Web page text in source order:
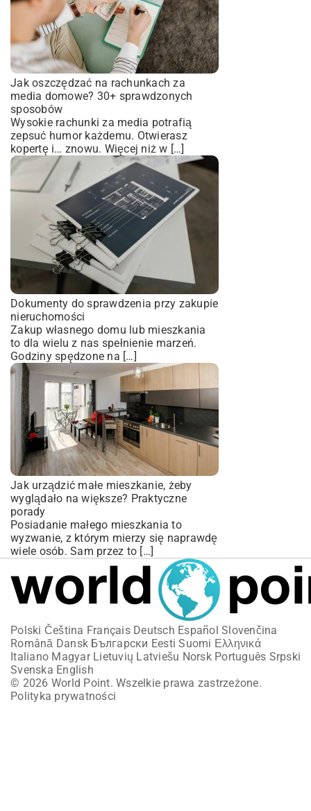
Jak oszczędzać na rachunkach za
media domowe? 30+ sprawdzonych
sposobów
Wysokie rachunki za media potrafią
zepsuć humor każdemu. Otwierasz
kopertę i… znowu. Więcej niż w […]
Dokumenty do sprawdzenia przy zakupie
nieruchomości
Zakup własnego domu lub mieszkania
to dla wielu z nas spełnienie marzeń.
Godziny spędzone na […]
Jak urządzić małe mieszkanie, żeby
wyglądało na większe? Praktyczne
porady
Posiadanie małego mieszkania to
wyzwanie, z którym mierzy się naprawdę
wiele osób. Sam przez to […]
Polski Čeština Français Deutsch Español Slovenčina
Română Dansk Български Eesti Suomi Ελληνικά
Italiano Magyar Lietuvių Latviešu Norsk Português Srpski
Svenska English
© 2026 World Point. Wszelkie prawa zastrzeżone.
Polityka prywatności